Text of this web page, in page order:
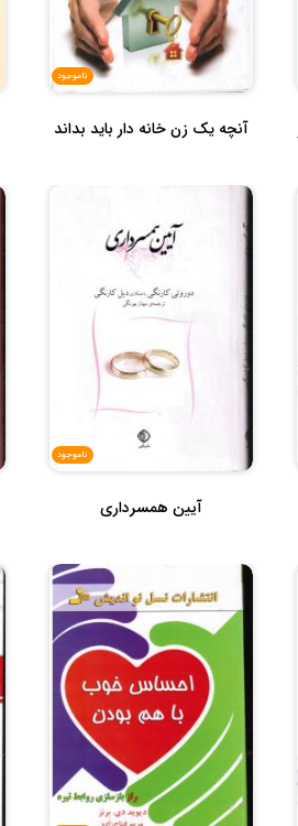
ناموجود
آنچه یک زن خانه دار باید بداند
ناموجود
آیین همسرداری